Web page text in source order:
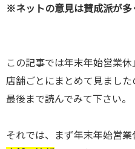
※ネットの意見は賛成派が多
この記事では年末年始営業
店舗ごとにまとめて見ました
最後まで読んでみて下さい。
それでは、まず年末年始営業